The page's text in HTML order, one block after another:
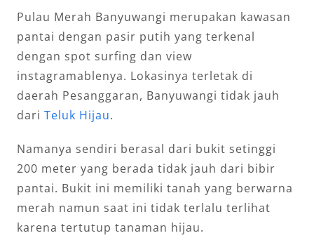
Pulau Merah Banyuwangi merupakan kawasan
pantai dengan pasir putih yang terkenal
dengan spot surfing dan view
instagramablenya. Lokasinya terletak di
daerah Pesanggaran, Banyuwangi tidak jauh
dari Teluk Hijau.
Namanya sendiri berasal dari bukit setinggi
200 meter yang berada tidak jauh dari bibir
pantai. Bukit ini memiliki tanah yang berwarna
merah namun saat ini tidak terlalu terlihat
karena tertutup tanaman hijau.